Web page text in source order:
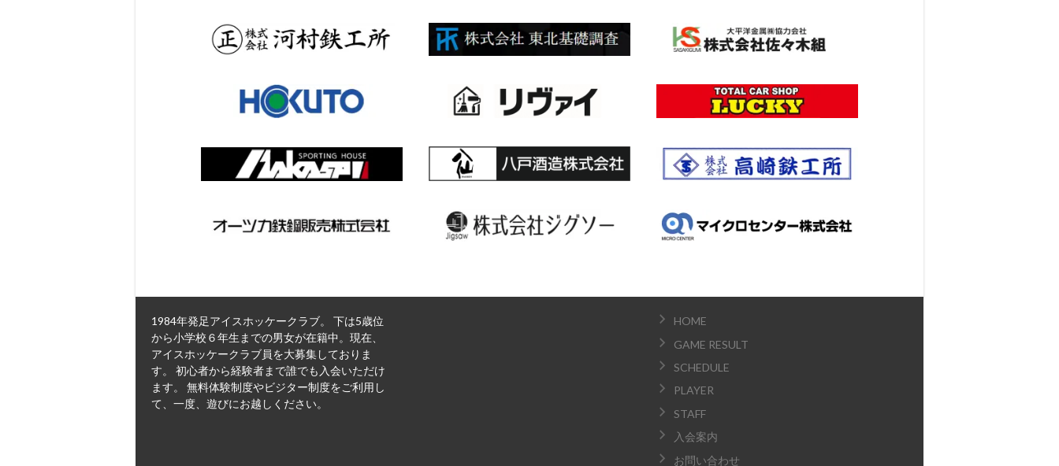
1984年発足アイスホッケークラブ。 下は5歳位
から小学校６年生までの男女が在籍中。現在、
アイスホッケークラブ員を大募集しておりま
す。 初心者から経験者まで誰でも入会いただけ
ます。 無料体験制度やビジター制度をご利用し
て、一度、遊びにお越しください。
HOME
GAME RESULT
SCHEDULE
PLAYER
STAFF
入会案内
お問い合わせ